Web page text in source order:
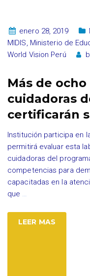
enero 28, 2019
MIDIS, Ministerio de
World Vision Perú
Más de
cuidadoras
certificarán
Institución participa en
permitirá evaluar esta
cuidadoras del
competencias para
capacitadas en la
que …
LEER MAS